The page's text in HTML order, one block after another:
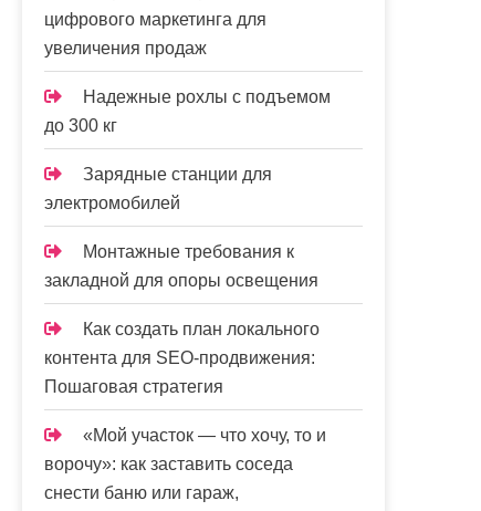
цифрового маркетинга для
увеличения продаж
Надежные рохлы с подъемом
до 300 кг
Зарядные станции для
электромобилей
Монтажные требования к
закладной для опоры освещения
Как создать план локального
контента для SEO-продвижения:
Пошаговая стратегия
«Мой участок — что хочу, то и
ворочу»: как заставить соседа
снести баню или гараж,